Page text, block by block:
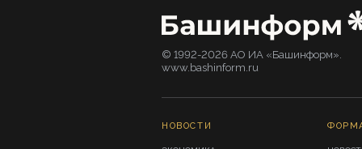
© 1992-2026 АО ИА «Башинформ».
www.bashinform.ru
НОВОСТИ